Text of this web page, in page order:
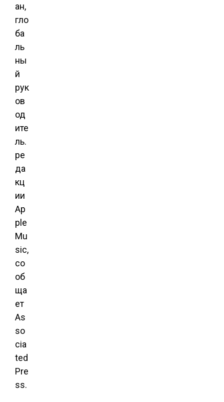
ан,
гло
ба
ль
ны
й
рук
ов
од
ите
ль.
ре
да
кц
ии
Ap
ple
Mu
sic,
со
об
ща
ет
As
so
cia
ted
Pre
ss.